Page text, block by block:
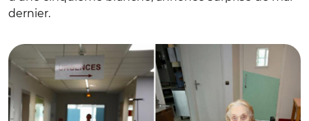
dernier.